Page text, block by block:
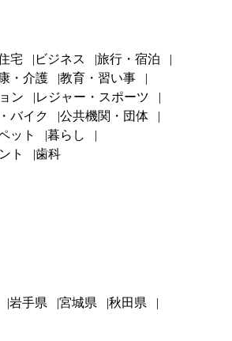
宅 ビジネス
旅行・宿泊
・介護
教育・習い事
ン
レジャー・スポーツ
バイク
公共機関・団体
ット
暮らし
ト
歯科
岩手県 宮城県
秋田県